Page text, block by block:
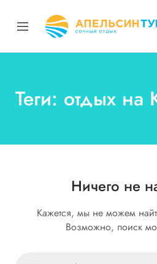
Теги: отдых на
Ничего не
Кажется, мы не можем
Возможно, поиск